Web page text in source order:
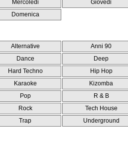
Mercoledi
Giovedi
Domenica
Alternative
Anni 90
Dance
Deep
Hard Techno
Hip Hop
Karaoke
Kizomba
Pop
R & B
Rock
Tech House
Trap
Underground